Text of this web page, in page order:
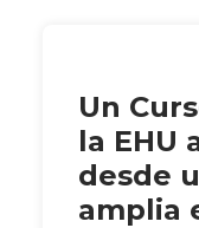
Un
la EHU
desde
amplia